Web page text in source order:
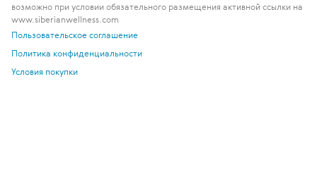
возможно при условии обязательного размещения активной ссылки на
www.siberianwellness.com
Пользовательское соглашение
Политика конфиденциальности
Условия покупки